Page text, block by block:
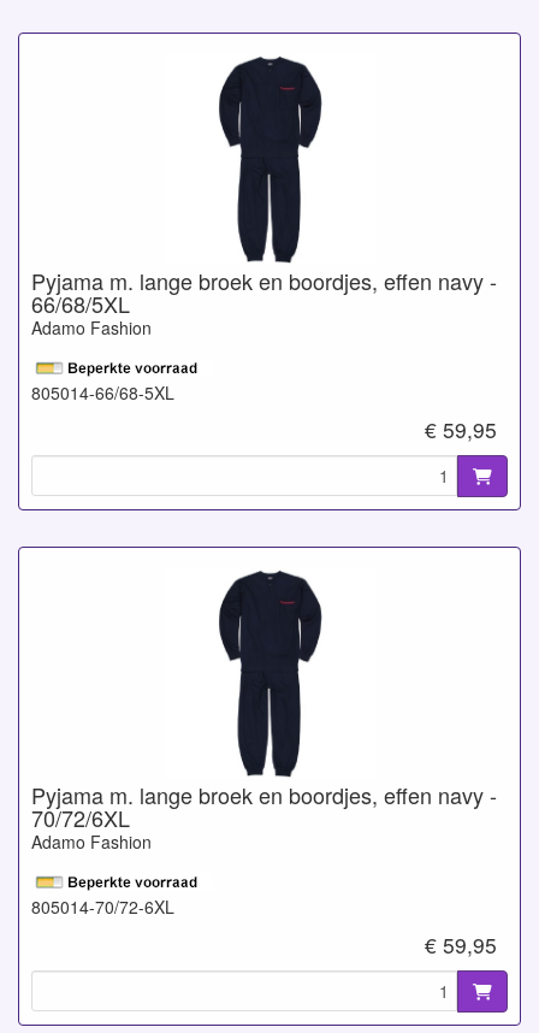
Pyjama m. lange broek en boordjes, effen navy -
66/68/5XL
Adamo Fashion
805014-66/68-5XL
€ 59,95
Pyjama m. lange broek en boordjes, effen navy -
70/72/6XL
Adamo Fashion
805014-70/72-6XL
€ 59,95